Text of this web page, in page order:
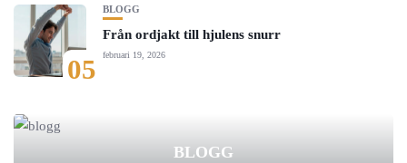
05
BLOGG
Från ordjakt till hjulens snurr
februari 19, 2026
BLOGG